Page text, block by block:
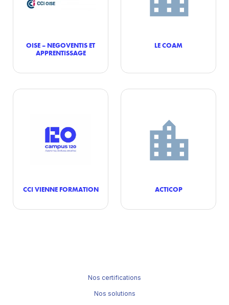
OISE – NEGOVENTIS ET
APPRENTISSAGE
LE COAM
CCI VIENNE FORMATION ACTICOP
Nos certifications
Nos solutions